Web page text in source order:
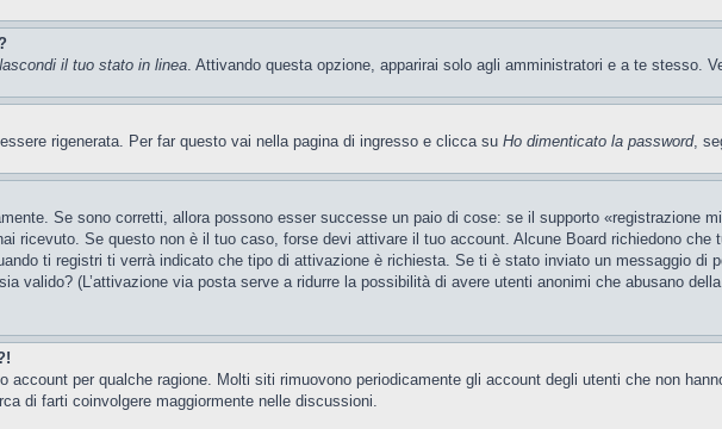
il tuo stato in linea. Attivando questa opzione, apparirai solo agli amministratori e a te stesso.
rigenerata. Per far questo vai nella pagina di ingresso e clicca su Ho dimenticato la password,
Se sono corretti, allora possono esser successe un paio di cose: se il supporto «registrazione
ricevuto. Se questo non è il tuo caso, forse devi attivare il tuo account. Alcune Board richiedono che
ti registri ti verrà indicato che tipo di attivazione è richiesta. Se ti è stato inviato un messaggio di
valido? (L’attivazione via posta serve a ridurre la possibilità di avere utenti anonimi che abusano
per qualche ragione. Molti siti rimuovono periodicamente gli account degli utenti che non
di farti coinvolgere maggiormente nelle discussioni.